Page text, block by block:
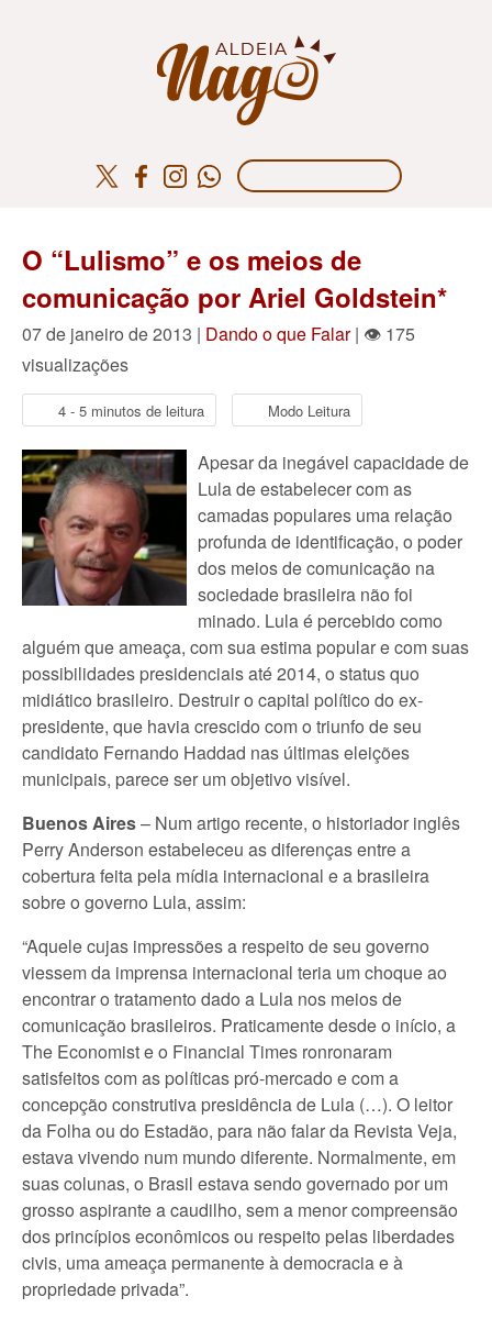
O “Lulismo” e os meios de
comunicação por Ariel Goldstein*
07 de janeiro de 2013 | Dando o que Falar| 👁 175
visualizações
4 - 5 minutos de leitura Modo Leitura
Apesar da inegável capacidade de
Lula de estabelecer com as
camadas populares uma relação
profunda de identificação, o poder
dos meios de comunicação na
sociedade brasileira não foi
minado. Lula é percebido como
alguém que ameaça, com sua estima popular e com suas
possibilidades presidenciais até 2014, o status quo
midiático brasileiro. Destruir o capital político do ex-
presidente, que havia crescido com o triunfo de seu
candidato Fernando Haddad nas últimas eleições
municipais, parece ser um objetivo visível.
Buenos Aires– Num artigo recente, o historiador inglês
Perry Anderson estabeleceu as diferenças entre a
cobertura feita pela mídia internacional e a brasileira
sobre o governo Lula, assim:
“Aquele cujas impressões a respeito de seu governo
viessem da imprensa internacional teria um choque ao
encontrar o tratamento dado a Lula nos meios de
comunicação brasileiros. Praticamente desde o início, a
The Economist e o Financial Times ronronaram
satisfeitos com as políticas pró-mercado e com a
concepção construtiva presidência de Lula (…). O leitor
da Folha ou do Estadão, para não falar da Revista Veja,
estava vivendo num mundo diferente. Normalmente, em
suas colunas, o Brasil estava sendo governado por um
grosso aspirante a caudilho, sem a menor compreensão
dos princípios econômicos ou respeito pelas liberdades
civis, uma ameaça permanente à democracia e à
propriedade privada”.